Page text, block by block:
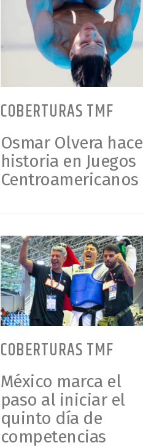
COBERTURAS TMF
Osmar Olvera hace
historia en Juegos
Centroamericanos
COBERTURAS TMF
México marca el
paso al iniciar el
quinto día de
competencias